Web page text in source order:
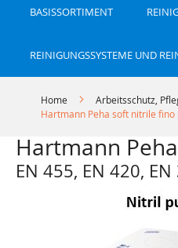
BASISSORTIMENT
REINIGUNGSSYSTEME UND
Home Arbeitsschutz,
Hartmann Peha soft nitrile fino
Hartmann
EN 455, EN 420,